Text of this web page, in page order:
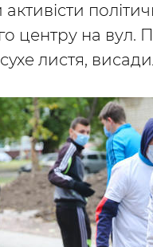
центру на вул.
листя,